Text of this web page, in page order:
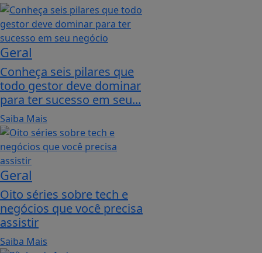
Geral
Conheça seis pilares que
todo gestor deve dominar
para ter sucesso em seu...
Saiba Mais
Geral
Oito séries sobre tech e
negócios que você precisa
assistir
Saiba Mais